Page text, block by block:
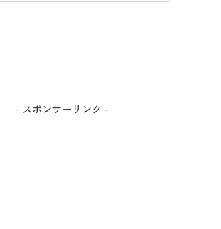
- スポンサーリンク -